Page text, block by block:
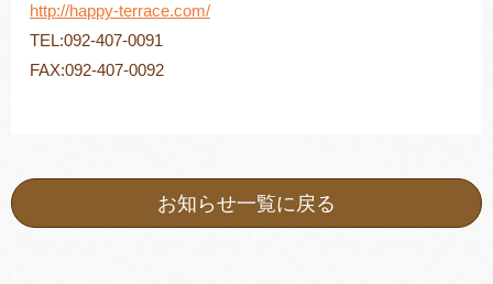
http://happy-terrace.com/
TEL:092-407-0091
FAX:092-407-0092
お知らせ一覧に戻る